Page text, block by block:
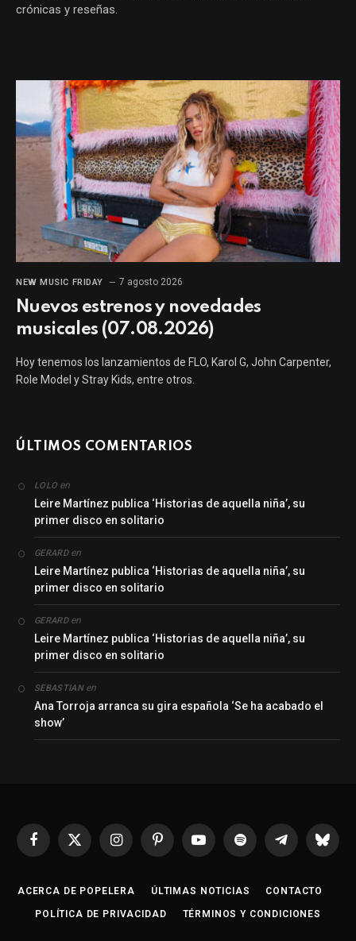
crónicas y reseñas.
NEW MUSIC FRIDAY 7 agosto 2026
Nuevos estrenos y novedades
musicales (07.08.2026)
Hoy tenemos los lanzamientos de FLO, Karol G, John Carpenter,
Role Model y Stray Kids, entre otros.
ÚLTIMOS COMENTARIOS
LOLO en
Leire Martínez publica ‘Historias de aquella niña’, su
primer disco en solitario
GERARDen
Leire Martínez publica ‘Historias de aquella niña’, su
primer disco en solitario
GERARDen
Leire Martínez publica ‘Historias de aquella niña’, su
primer disco en solitario
SEBASTIANen
Ana Torroja arranca su gira española ‘Se ha acabado el
show’
Facebook
X
InstagramPinterestYouTubeSpotify Telegrama
ACERCA DE POPELERA ÚLTIMAS NOTICIAS CONTACTO
POLÍTICA DE PRIVACIDAD TÉRMINOS Y CONDICIONES